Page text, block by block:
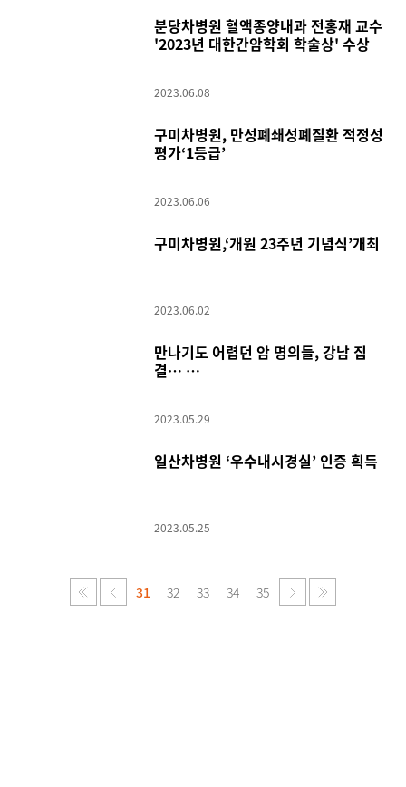
분당차병원 혈액종양내과 전홍재 교수
'2023년 대한간암학회 학술상' 수상
2023.06.08
구미차병원, 만성폐쇄성폐질환 적정성
평가‘1등급’
2023.06.06
구미차병원,‘개원 23주년 기념식’개최
2023.06.02
만나기도 어렵던 암 명의들, 강남 집
결…
2023.05.29
일산차병원 ‘우수내시경실’ 인증 획득
2023.05.25
31 32 33 34 35